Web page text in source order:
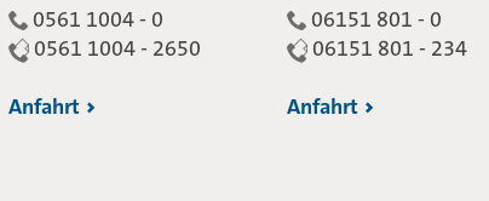
0561 1004 - 0
0561 1004 - 2650
Anfahrt
06151 801 - 0
06151 801 - 234
Anfahrt